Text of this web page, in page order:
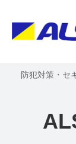
防犯対策・セ